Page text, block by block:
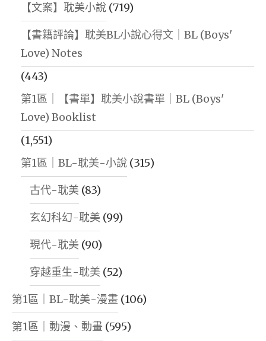
【文案】耽美小說 (719)
【書籍評論】耽美BL小說心得文｜BL (Boys'
Love) Notes
(443)
第1區｜【書單】耽美小說書單｜BL (Boys'
Love) Booklist
(1,551)
第1區｜BL-耽美-小說 (315)
古代-耽美 (83)
玄幻科幻-耽美 (99)
現代-耽美 (90)
穿越重生-耽美 (52)
第1區｜BL-耽美-漫畫 (106)
第1區｜動漫、動畫 (595)